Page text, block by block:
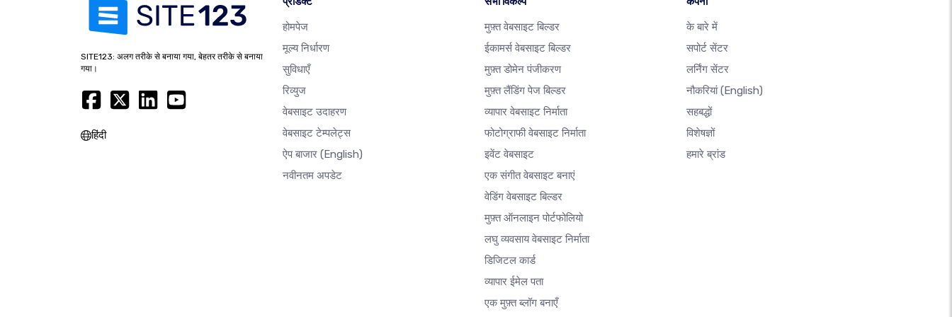
SITE123: अलग तरीके से बनाया गया, बेहतर तरीके से बनाया
गया।
हिंदी
होमपेज
मूल्य निर्धारण
सुविधाएँ
रिव्युज
वेबसाइट उदाहरण
वेबसाइट टेम्पलेट्स
ऐप बाजार (English)
नवीनतम अपडेट
मुफ़्त वेबसाइट बिल्डर
ईकामर्स वेबसाइट बिल्डर
मुफ़्त डोमेन पंजीकरण
मुफ़्त लैंडिंग पेज बिल्डर
व्यापार वेबसाइट निर्माता
फोटोग्राफी वेबसाइट निर्माता
इवेंट वेबसाइट
एक संगीत वेबसाइट बनाएं
वेडिंग वेबसाइट बिल्डर
मुफ़्त ऑनलाइन पोर्टफोलियो
लघु व्यवसाय वेबसाइट निर्माता
डिजिटल कार्ड
व्यापार ईमेल पता
एक मुफ़्त ब्लॉग बनाएँ
के बारे में
सपोर्ट सेंटर
लर्निंग सेंटर
नौकरियां(English)
सहबद्धों
विशेषज्ञों
हमारे ब्रांड